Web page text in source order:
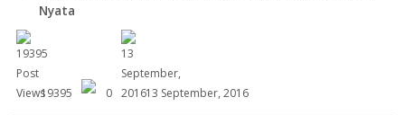
Nyata
19395 0 13 September, 2016